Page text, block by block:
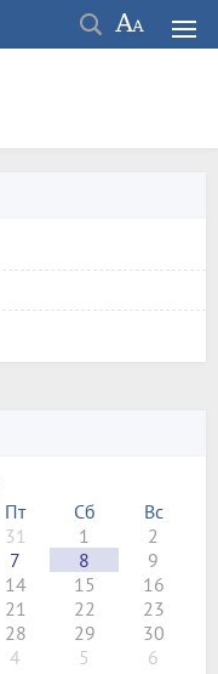
Пт Сб
Вс
31 1
2
7 8
9
14 15
16
21 22
23
28 29
30
4 5 6